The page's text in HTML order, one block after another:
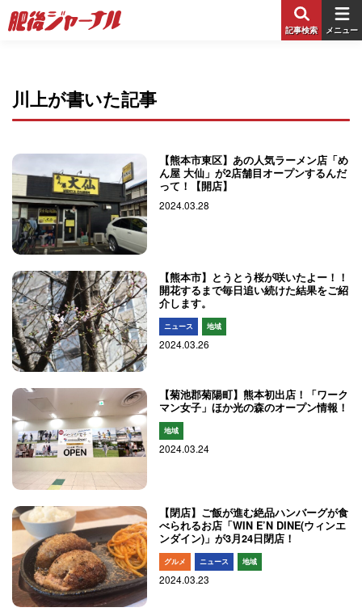
記事検索 メニュー
川上が書いた記事
【熊本市東区】あの人気ラーメン店「め
ん屋 大仙」が2店舗目オープンするんだ
って！【開店】
2024.03.28
【熊本市】とうとう桜が咲いたよー！！
開花するまで毎日追い続けた結果をご紹
介します。
ニュース 地域
2024.03.26
【菊池郡菊陽町】熊本初出店！「ワーク
マン女子」ほか光の森のオープン情報！
地域
2024.03.24
【閉店】ご飯が進む絶品ハンバーグが食
べられるお店「WIN E’N DINE(ウィンエ
ンダイン)」が3月24日閉店！
グルメ ニュース 地域
2024.03.23